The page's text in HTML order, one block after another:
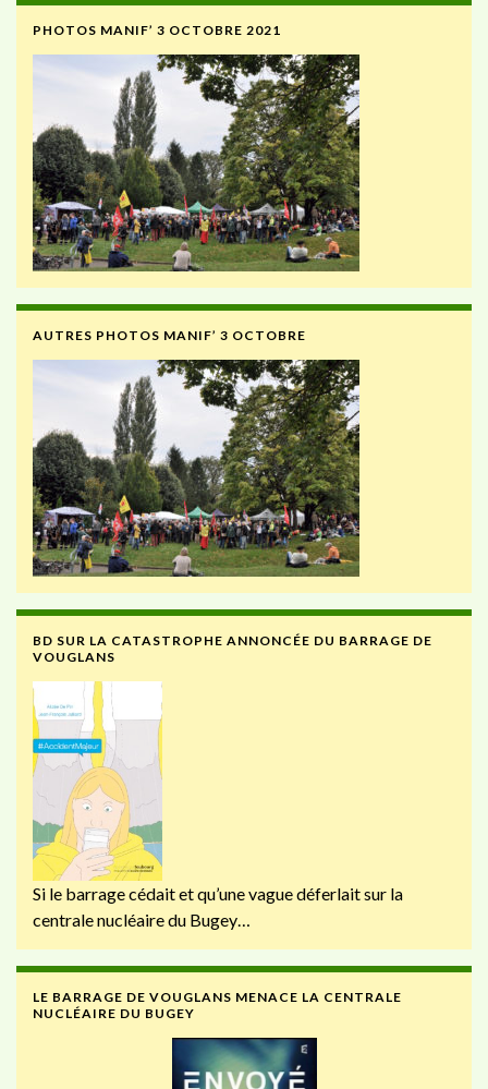
PHOTOS MANIF’ 3 OCTOBRE 2021
AUTRES PHOTOS MANIF’ 3 OCTOBRE
BD SUR LA CATASTROPHE ANNONCÉE DU BARRAGE DE
VOUGLANS
Si le barrage cédait et qu’une vague déferlait sur la
centrale nucléaire du Bugey…
LE BARRAGE DE VOUGLANS MENACE LA CENTRALE
NUCLÉAIRE DU BUGEY